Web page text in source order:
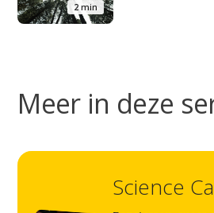
Studium
Home
2 min
Meer in deze
Science